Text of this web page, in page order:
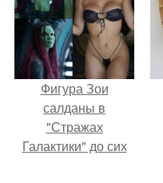
Фигура Зои
салданы в
"Стражах
Галактики" до сих